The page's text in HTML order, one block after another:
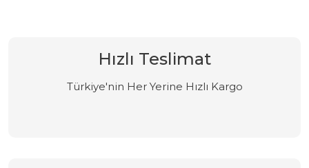
Hızlı Teslimat
Türkiye'nin Her Yerine Hızlı Kargo